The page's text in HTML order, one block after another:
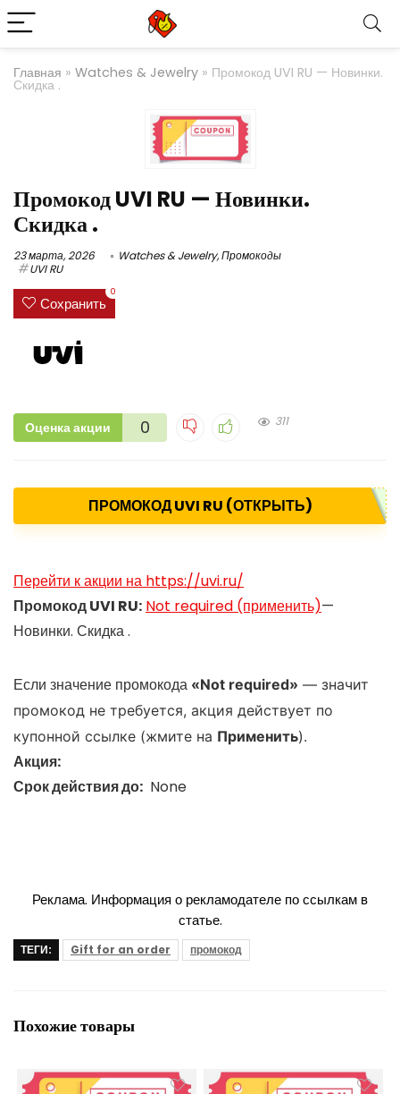
Главная » Watches & Jewelry » Промокод UVI RU — Новинки.
Скидка .
Промокод UVI RU — Новинки.
Скидка .
23 марта, 2026 Watches & Jewelry,Промокоды
UVI RU
Сохранить
0
Оценка акции 0 311
ПРОМОКОД UVI RU (ОТКРЫТЬ)
Перейти к акции на https://uvi.ru/
Промокод UVI RU: Not required (применить)—
Новинки. Скидка .
Если значение промокода «Not required» — значит
промокод не требуется, акция действует по
купонной ссылке (жмите на Применить).
Акция:
Срок действия до: None
Реклама. Информация о рекламодателе по ссылкам в
статье.
ТЕГИ: Gift for an order промокод
Похожие товары